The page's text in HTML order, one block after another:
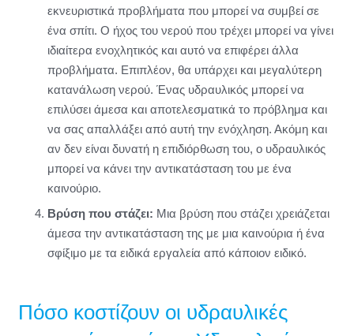
εκνευριστικά προβλήματα που μπορεί να συμβεί σε
ένα σπίτι. Ο ήχος του νερού που τρέχει μπορεί να γίνει
ιδιαίτερα ενοχλητικός και αυτό να επιφέρει άλλα
προβλήματα. Επιπλέον, θα υπάρχει και μεγαλύτερη
κατανάλωση νερού. Ένας υδραυλικός μπορεί να
επιλύσει άμεσα και αποτελεσματικά το πρόβλημα και
να σας απαλλάξει από αυτή την ενόχληση. Ακόμη και
αν δεν είναι δυνατή η επιδιόρθωση του, ο υδραυλικός
μπορεί να κάνει την αντικατάσταση του με ένα
καινούριο.
Βρύση που στάζει: Μια βρύση που στάζει χρειάζεται
άμεσα την αντικατάσταση της με μια καινούρια ή ένα
σφίξιμο με τα ειδικά εργαλεία από κάποιον ειδικό.
Πόσο κοστίζουν οι υδραυλικές